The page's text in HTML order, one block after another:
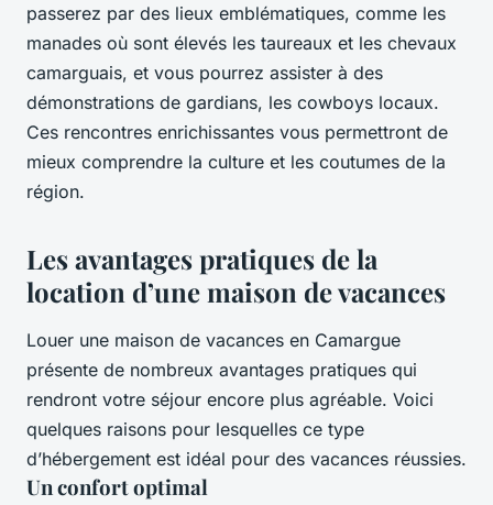
passerez par des lieux emblématiques, comme les
manades où sont élevés les taureaux et les chevaux
camarguais, et vous pourrez assister à des
démonstrations de gardians, les cowboys locaux.
Ces rencontres enrichissantes vous permettront de
mieux comprendre la culture et les coutumes de la
région.
Les avantages pratiques de la
location d’une maison de vacances
Louer une maison de vacances en Camargue
présente de nombreux avantages pratiques qui
rendront votre séjour encore plus agréable. Voici
quelques raisons pour lesquelles ce type
d’hébergement est idéal pour des vacances réussies.
Un confort optimal